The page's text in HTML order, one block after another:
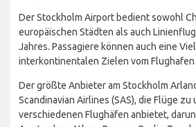
Der Stockholm Airport bedient sowohl
europäischen Städten als auch
Jahres. Passagiere können auch eine
interkontinentalen Zielen vom Flughafen
Der größte Anbieter am Stockholm
Scandinavian Airlines (SAS), die Flüge zu
verschiedenen Flughäfen anbietet,